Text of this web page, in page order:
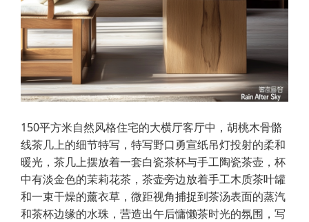
150平方米自然风格住宅的大横厅客厅中，胡桃木骨骼
线茶几上的细节特写，特写野口勇宣纸吊灯投射的柔和
暖光，茶几上摆放着一套白瓷茶杯与手工陶瓷茶壶，杯
中有淡金色的茉莉花茶，茶壶旁边放着手工木质茶叶罐
和一束干燥的薰衣草，微距视角捕捉到茶汤表面的蒸汽
和茶杯边缘的水珠，营造出午后慵懒茶时光的氛围，写